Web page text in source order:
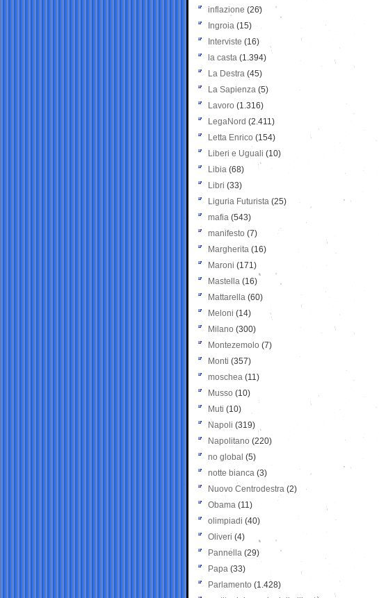
inflazione (26)
Ingroia (15)
Interviste (16)
la casta (1.394)
La Destra (45)
La Sapienza (5)
Lavoro (1.316)
LegaNord (2.411)
Letta Enrico (154)
Liberi e Uguali (10)
Libia (68)
Libri (33)
Liguria Futurista (25)
mafia (543)
manifesto (7)
Margherita (16)
Maroni (171)
Mastella (16)
Mattarella (60)
Meloni (14)
Milano (300)
Montezemolo (7)
Monti (357)
moschea (11)
Musso (10)
Muti (10)
Napoli (319)
Napolitano (220)
no global (5)
notte bianca (3)
Nuovo Centrodestra (2)
Obama (11)
olimpiadi (40)
Oliveri (4)
Pannella (29)
Papa (33)
Parlamento (1.428)